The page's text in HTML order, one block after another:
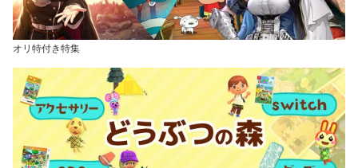
オリ特付き特集